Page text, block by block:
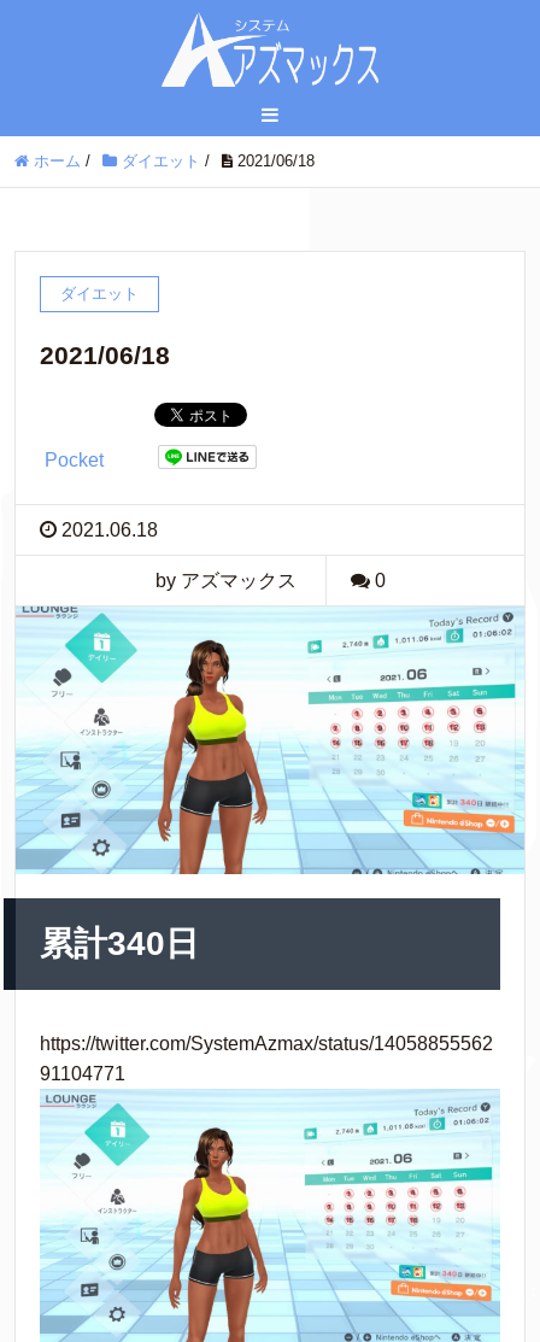
ホーム / ダイエット / 2021/06/18
ダイエット
2021/06/18
Pocket
2021.06.18
by アズマックス 0
累計340日
https://twitter.com/SystemAzmax/status/14058855562
91104771